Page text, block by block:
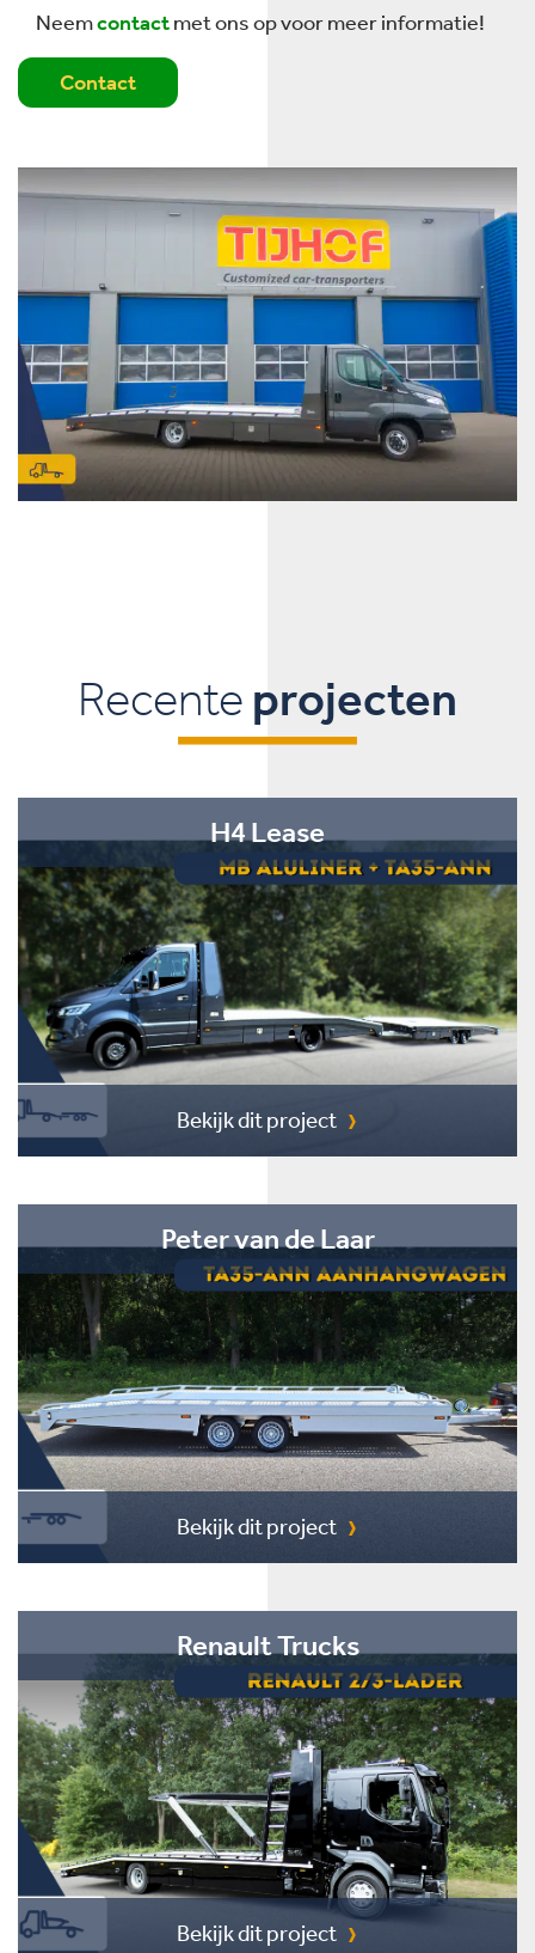
Neemcontactmet ons op voor meer informatie!
Contact
Recente projecten
H4 Lease
Bekijk dit project
Peter van de Laar
Bekijk dit project
Renault Trucks
Bekijk dit project